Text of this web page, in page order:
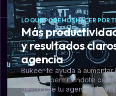
LO QUE PODEMOS HACER POR TI
Más
y resultados
agencia
Bukeer te ayuda a
negocio permitiéndote
gestión de tu agencia de